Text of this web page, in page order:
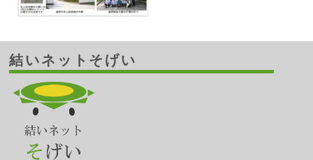
結いネットそげい